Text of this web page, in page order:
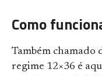
Como
Também chamado
regime 12×36 é